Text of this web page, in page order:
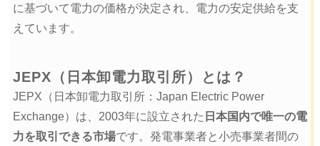
に基づいて電力の価格が決定され、電力の安定供給を支
えています。
JEPX（日本卸電力取引所）とは？
JEPX（日本卸電力取引所：Japan Electric Power
Exchange）は、2003年に設立された 日本国内で唯一の電
力を取引できる市場です。発電事業者と小売事業者間の